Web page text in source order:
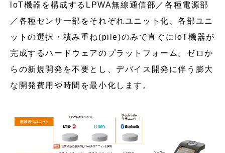
loT機器を構成するLPWA無線通信部／各種電源部
／各種センサ一部をそれぞれユニット化、各部ユニ
ットの選択・積み重ね(pile)のみで直ぐにloT機器が
完成するハードウェアのプラットフォーム。ゼロか
らの新規開発を不要とし、デバイス開発に伴う膨大
な開発費用や時間を最小化します。